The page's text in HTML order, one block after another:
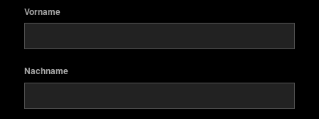
Vorname
Nachname